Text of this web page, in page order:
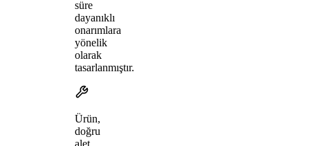
süre
dayanıklı
onarımlara
yönelik
olarak
tasarlanmıştır.
Ürün,
doğru
alet